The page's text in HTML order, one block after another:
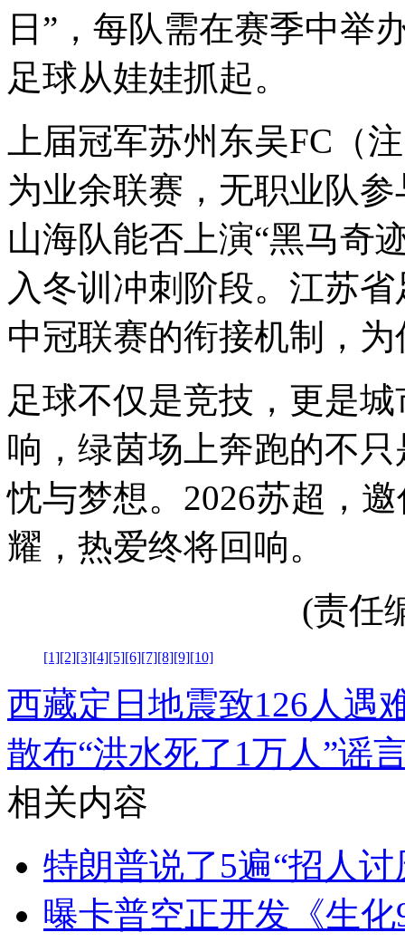
日”，每队需在赛季中举
足球从娃娃抓起。
上届冠军苏州东吴FC（
为业余联赛，无职业队
山海队能否上演“黑马奇
入冬训冲刺阶段。江苏
中冠联赛的衔接机制，
足球不仅是竞技，更是
响，绿茵场上奔跑的不
忱与梦想。2026苏超，
耀，热爱终将回响。
(责任
[1][2][3][4][5][6][7][8][9][10]
西藏定日地震致126人遇
散布“洪水死了1万人”谣
相关内容
特朗普说了5遍“招人
曝卡普空正开发《生